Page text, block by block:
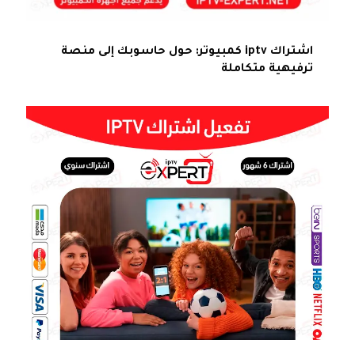
اشتراك iptv كمبيوتر: حول حاسوبك إلى منصة
ترفيهية متكاملة